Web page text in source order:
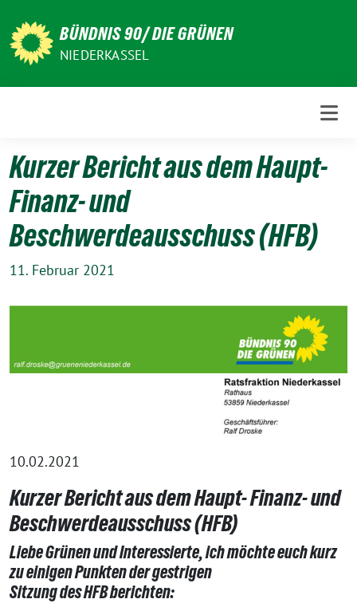
zum
Inhalt
BÜNDNIS 90/ DIE GRÜNEN
NIEDERKASSEL
Kurzer Bericht aus dem Haupt-
Finanz- und
Beschwerdeausschuss (HFB)
11. Februar 2021
10.02.2021
Kurzer Bericht aus dem Haupt- Finanz- und
Beschwerdeausschuss (HFB)
Liebe Grünen und Interessierte, ich möchte euch kurz
zu einigen Punkten der gestrigen
Sitzung des HFB berichten: